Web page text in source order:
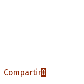
Compartir0